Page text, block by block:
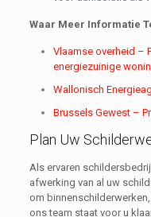
Waar Meer Informatie
Vlaamse overheid –
energiezuinige
Wallonisch
Brussels Gewest –
Plan Uw
Als ervaren
afwerking van al uw
om
ons team staat voor u